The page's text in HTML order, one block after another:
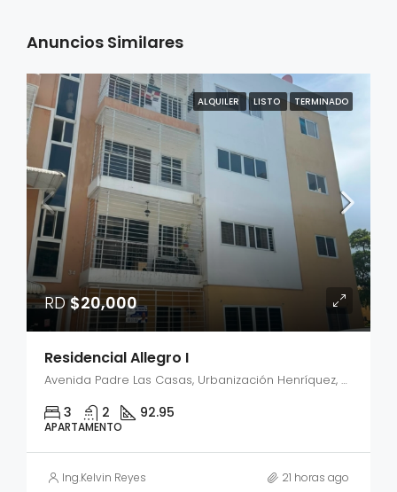
Anuncios Similares
ALQUILER LISTO TERMINADO
RD$20,000
Residencial Allegro I
Avenida Padre Las Casas, Urbanización Henríquez, Santiago Oeste, Santiago, 51061, República Dominicana
3 2 92.95
APARTAMENTO
Ing.Kelvin Reyes 21 horas ago